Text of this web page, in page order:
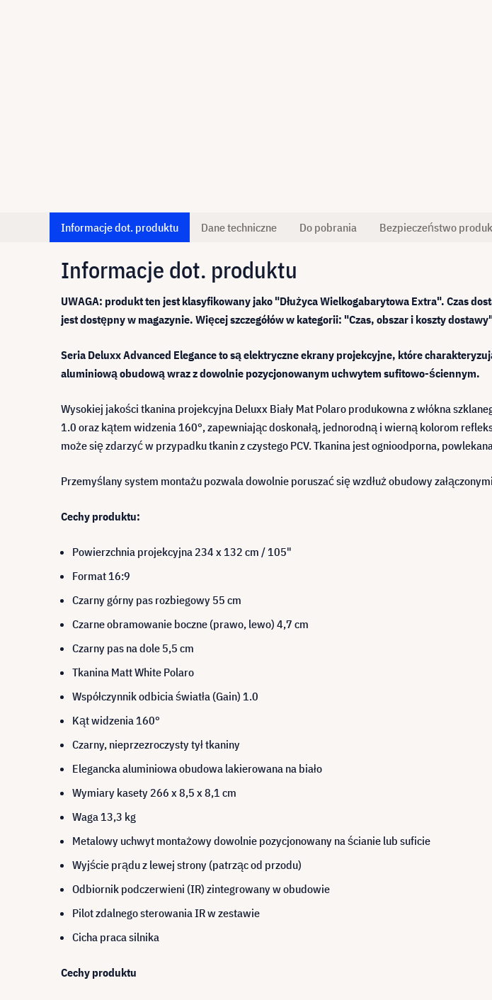
Informacje dot. produktu Dane techniczne Do pobrania Bezpieczeństwo
Informacje dot. produktu
UWAGA: produkt ten jest klasyfikowany jako "Dłużyca Wielkogabarytowa Extra". Czas
jest dostępny w magazynie. Więcej szczegółów w kategorii: "Czas, obszar i koszty
Seria Deluxx Advanced Elegance to są elektryczne ekrany projekcyjne, które
aluminiową obudową wraz z dowolnie pozycjonowanym uchwytem sufitowo-ściennym.
Wysokiej jakości tkanina projekcyjna Deluxx Biały Mat Polaro produkowna z włókna
1.0 oraz kątem widzenia 160°, zapewniając doskonałą, jednorodną i wierną kolorom
może się zdarzyć w przypadku tkanin z czystego PCV. Tkanina jest ognioodporna,
Przemyślany system montażu pozwala dowolnie poruszać się wzdłuż obudowy
Cechy produktu:
Powierzchnia projekcyjna 234 x 132 cm / 105"
Format 16:9
Czarny górny pas rozbiegowy 55 cm
Czarne obramowanie boczne (prawo, lewo) 4,7 cm
Czarny pas na dole 5,5 cm
Tkanina Matt White Polaro
Współczynnik odbicia światła (Gain) 1.0
Kąt widzenia 160°
Czarny, nieprzezroczysty tył tkaniny
Elegancka aluminiowa obudowa lakierowana na biało
Wymiary kasety 266 x 8,5 x 8,1 cm
Waga 13,3 kg
Metalowy uchwyt montażowy dowolnie pozycjonowany na ścianie lub suficie
Wyjście prądu z lewej strony (patrząc od przodu)
Odbiornik podczerwieni (IR) zintegrowany w obudowie
Pilot zdalnego sterowania IR w zestawie
Cicha praca silnika
Cechy produktu